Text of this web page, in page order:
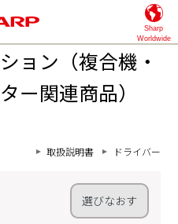
Sharp
Worldwide
ョン（複合機・
ー関連商品）
取扱説明書 ドライバー
選びなおす